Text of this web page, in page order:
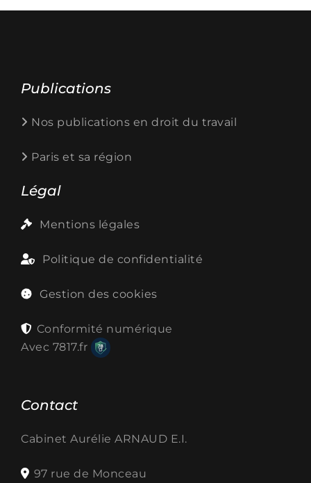
Contact
Cabinet Aurélie ARNAUD E.I.
97 rue de Monceau
Légal
Mentions légales
Politique de confidentialité
Gestion des cookies
Conformité numérique
Avec 7817.fr
Publications
Nos publications en droit du travail
Paris et sa région